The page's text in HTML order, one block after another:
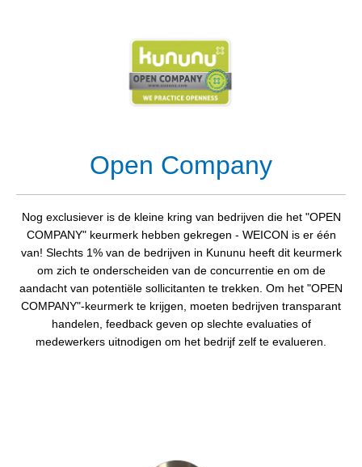
Open Company
Nog exclusiever is de kleine kring van bedrijven die het "OPEN
COMPANY" keurmerk hebben gekregen - WEICON is er één
van! Slechts 1% van de bedrijven in Kununu heeft dit keurmerk
om zich te onderscheiden van de concurrentie en om de
aandacht van potentiële sollicitanten te trekken. Om het "OPEN
COMPANY"-keurmerk te krijgen, moeten bedrijven transparant
handelen, feedback geven op slechte evaluaties of
medewerkers uitnodigen om het bedrijf zelf te evalueren.